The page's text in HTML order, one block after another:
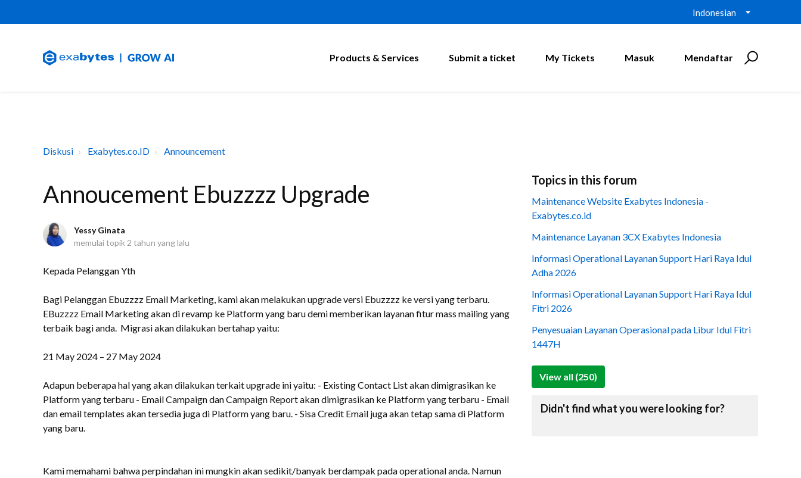
Indonesian
Products & Services Submit a ticket My Tickets Masuk Mendaftar
Diskusi Exabytes.co.ID Announcement
Annoucement Ebuzzzz Upgrade
Yessy Ginata
memulai topik 2 tahun yang lalu
Kepada Pelanggan Yth
Bagi Pelanggan Ebuzzzz Email Marketing, kami akan melakukan upgrade versi Ebuzzzz ke versi yang terbaru.
EBuzzzz Email Marketing akan di revamp ke Platform yang baru demi memberikan layanan fitur mass mailing yang
terbaik bagi anda. Migrasi akan dilakukan bertahap yaitu:
21 May 2024 – 27 May 2024
Adapun beberapa hal yang akan dilakukan terkait upgrade ini yaitu: - Existing Contact List akan dimigrasikan ke
Platform yang terbaru - Email Campaign dan Campaign Report akan dimigrasikan ke Platform yang terbaru - Email
dan email templates akan tersedia juga di Platform yang baru. - Sisa Credit Email juga akan tetap sama di Platform
yang baru.
Kami memahami bahwa perpindahan ini mungkin akan sedikit/banyak berdampak pada operational anda. Namun
Topics in this forum
Maintenance Website Exabytes Indonesia -
Exabytes.co.id
Maintenance Layanan 3CX Exabytes Indonesia
Informasi Operational Layanan Support Hari Raya Idul
Adha 2026
Informasi Operational Layanan Support Hari Raya Idul
Fitri 2026
Penyesuaian Layanan Operasional pada Libur Idul Fitri
1447H
View all (250)
Didn't find what you were looking for?